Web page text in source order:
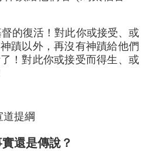
的復活！對此你或接受、或
蹟以外，再沒有神蹟給他們
！對此你或接受而得生、或
道提綱
還是傳說？